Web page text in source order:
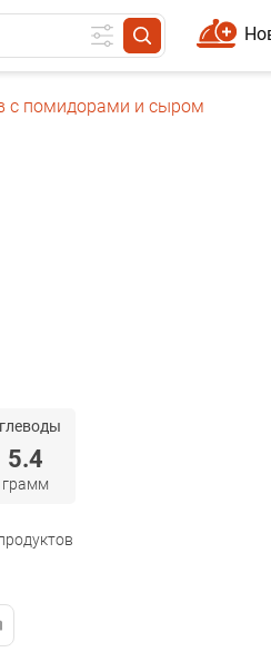
с помидорами и сыром
5.4
грамм